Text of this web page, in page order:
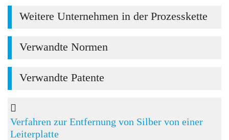
Weitere Unternehmen in der Prozesskette
Verwandte Normen
Verwandte Patente
Verfahren zur Entfernung von Silber von einer
Leiterplatte